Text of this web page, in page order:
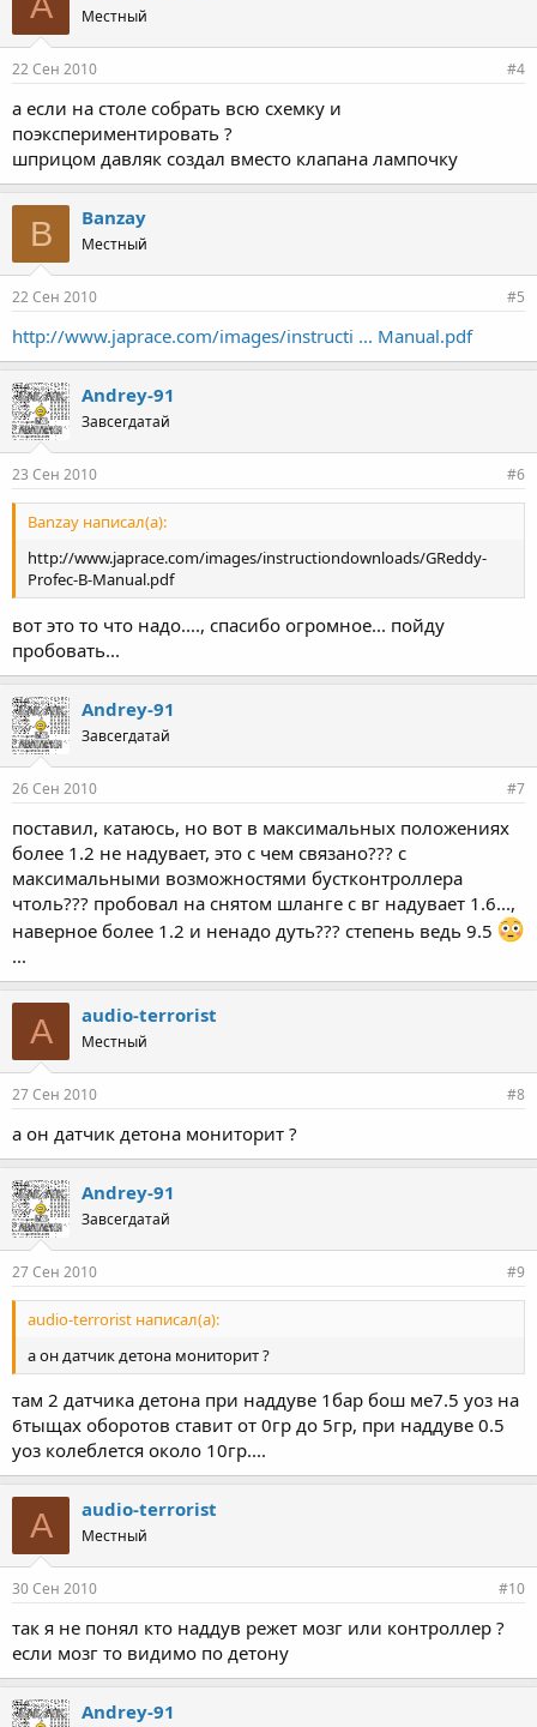
Местный
22 Сен 2010 #4
а если на столе собрать всю схемку и
поэкспериментировать ?
шприцом давляк создал вместо клапана лампочку
B Banzay
Местный
22 Сен 2010 #5
http://www.japrace.com/images/instructi ... Manual.pdf
Andrey-91
Завсегдатай
23 Сен 2010 #6
Banzay написал(а):
http://www.japrace.com/images/instructiondownloads/GReddy-
Profec-B-Manual.pdf
вот это то что надо...., спасибо огромное... пойду
пробовать...
Andrey-91
Завсегдатай
26 Сен 2010 #7
поставил, катаюсь, но вот в максимальных положениях
более 1.2 не надувает, это с чем связано??? с
максимальными возможностями бустконтроллера
чтоль??? пробовал на снятом шланге с вг надувает 1.6...,
наверное более 1.2 и ненадо дуть??? степень ведь 9.5
...
A audio-terrorist
Местный
27 Сен 2010 #8
а он датчик детона мониторит ?
Andrey-91
Завсегдатай
27 Сен 2010 #9
audio-terrorist написал(а):
а он датчик детона мониторит ?
там 2 датчика детона при наддуве 1бар бош ме7.5 уоз на
6тыщах оборотов ставит от 0гр до 5гр, при наддуве 0.5
уоз колеблется около 10гр....
A audio-terrorist
Местный
30 Сен 2010 #10
так я не понял кто наддув режет мозг или контроллер ?
если мозг то видимо по детону
Andrey-91